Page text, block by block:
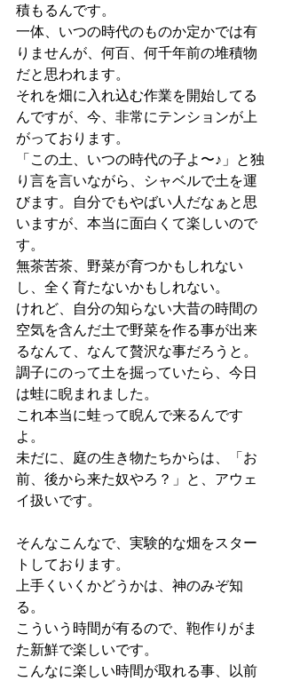
積もるんです。
一体、いつの時代のものか定かでは有
りませんが、何百、何千年前の堆積物
だと思われます。
それを畑に入れ込む作業を開始してる
んですが、今、非常にテンションが上
がっております。
「この土、いつの時代の子よ〜♪」と独
り言を言いながら、シャベルで土を運
びます。自分でもやばい人だなぁと思
いますが、本当に面白くて楽しいので
す。
無茶苦茶、野菜が育つかもしれない
し、全く育たないかもしれない。
けれど、自分の知らない大昔の時間の
空気を含んだ土で野菜を作る事が出来
るなんて、なんて贅沢な事だろうと。
調子にのって土を掘っていたら、今日
は蛙に睨まれました。
これ本当に蛙って睨んで来るんです
よ。
未だに、庭の生き物たちからは、「お
前、後から来た奴やろ？」と、アウェ
イ扱いです。
そんなこんなで、実験的な畑をスター
トしております。
上手くいくかどうかは、神のみぞ知
る。
こういう時間が有るので、鞄作りがま
た新鮮で楽しいです。
こんなに楽しい時間が取れる事、以前